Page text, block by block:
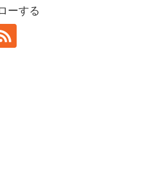
ーする